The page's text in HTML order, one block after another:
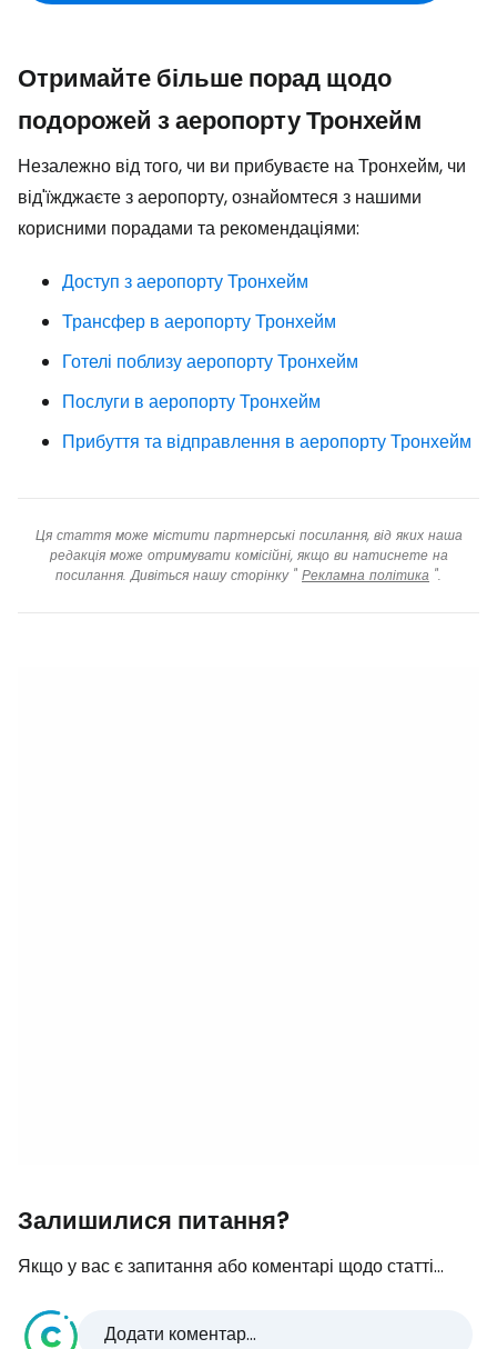
Отримайте більше порад щодо
подорожей з аеропорту Тронхейм
Незалежно від того, чи ви прибуваєте на Тронхейм, чи
від'їжджаєте з аеропорту, ознайомтеся з нашими
корисними порадами та рекомендаціями:
Доступ з аеропорту Тронхейм
Трансфер в аеропорту Тронхейм
Готелі поблизу аеропорту Тронхейм
Послуги в аеропорту Тронхейм
Прибуття та відправлення в аеропорту Тронхейм
Ця стаття може містити партнерські посилання, від яких наша
редакція може отримувати комісійні, якщо ви натиснете на
посилання. Дивіться нашу сторінку " Рекламна політика ".
Залишилися питання?
Якщо у вас є запитання або коментарі щодо статті...
Додати коментар...